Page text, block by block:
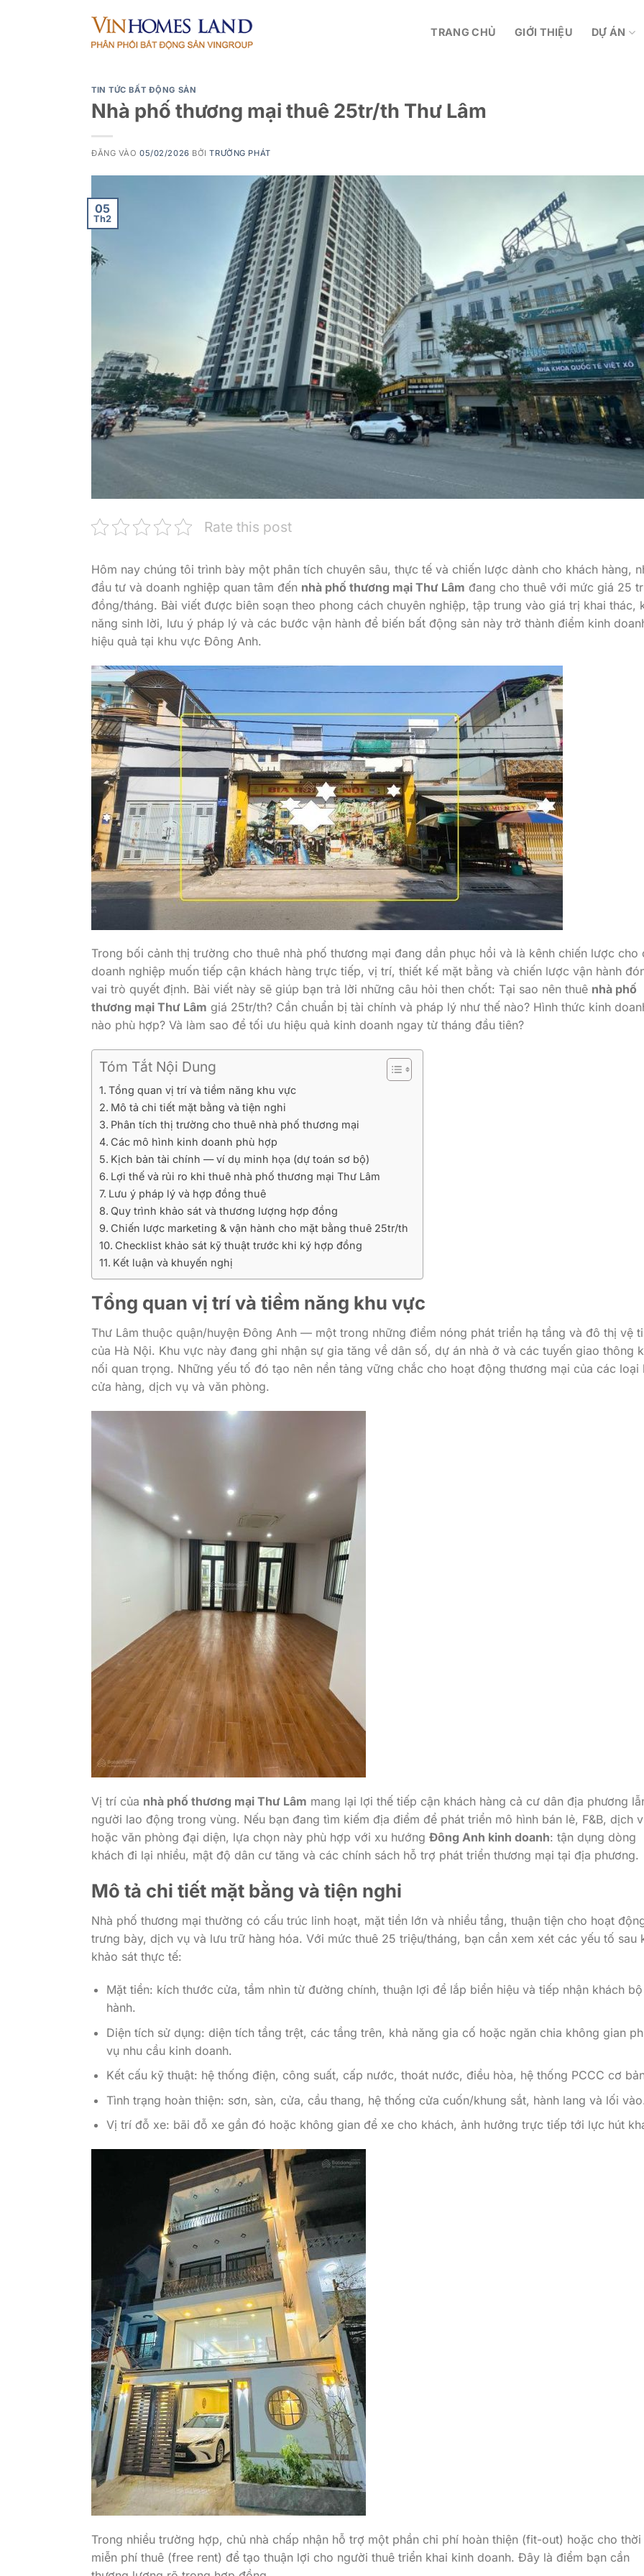
TRANG CHỦ GIỚI THIỆU DỰ ÁN
TIN TỨC BẤT ĐỘNG SẢN
Nhà phố thương mại thuê 25tr/th Thư Lâm
ĐĂNG VÀO05/02/2026 BỞITRƯỜNG PHÁT
05
Th2
Rate this post
Hôm nay chúng tôi trình bày một phân tích chuyên sâu, thực tế và chiến lược dành cho khách hàng,
đầu tư và doanh nghiệp quan tâm đến nhà phố thương mại Thư Lâm đang cho thuê với mức giá 25
đồng/tháng. Bài viết được biên soạn theo phong cách chuyên nghiệp, tập trung vào giá trị khai thác,
năng sinh lời, lưu ý pháp lý và các bước vận hành để biến bất động sản này trở thành điểm kinh
hiệu quả tại khu vực Đông Anh.
Trong bối cảnh thị trường cho thuê nhà phố thương mại đang dần phục hồi và là kênh chiến lược cho
doanh nghiệp muốn tiếp cận khách hàng trực tiếp, vị trí, thiết kế mặt bằng và chiến lược vận hành
vai trò quyết định. Bài viết này sẽ giúp bạn trả lời những câu hỏi then chốt: Tại sao nên thuê nhà phố
thương mại Thư Lâm giá 25tr/th? Cần chuẩn bị tài chính và pháp lý như thế nào? Hình thức kinh
nào phù hợp? Và làm sao để tối ưu hiệu quả kinh doanh ngay từ tháng đầu tiên?
Tóm Tắt Nội Dung
Tổng quan vị trí và tiềm năng khu vực
Mô tả chi tiết mặt bằng và tiện nghi
Phân tích thị trường cho thuê nhà phố thương mại
Các mô hình kinh doanh phù hợp
Kịch bản tài chính — ví dụ minh họa (dự toán sơ bộ)
Lợi thế và rủi ro khi thuê nhà phố thương mại Thư Lâm
Lưu ý pháp lý và hợp đồng thuê
Quy trình khảo sát và thương lượng hợp đồng
Chiến lược marketing & vận hành cho mặt bằng thuê 25tr/th
Checklist khảo sát kỹ thuật trước khi ký hợp đồng
Kết luận và khuyến nghị
Tổng quan vị trí và tiềm năng khu vực
Thư Lâm thuộc quận/huyện Đông Anh — một trong những điểm nóng phát triển hạ tầng và đô thị vệ
của Hà Nội. Khu vực này đang ghi nhận sự gia tăng về dân số, dự án nhà ở và các tuyến giao thông
nối quan trọng. Những yếu tố đó tạo nên nền tảng vững chắc cho hoạt động thương mại của các loại
cửa hàng, dịch vụ và văn phòng.
Vị trí của nhà phố thương mại Thư Lâm mang lại lợi thế tiếp cận khách hàng cả cư dân địa phương
người lao động trong vùng. Nếu bạn đang tìm kiếm địa điểm để phát triển mô hình bán lẻ, F&B, dịch
hoặc văn phòng đại diện, lựa chọn này phù hợp với xu hướng Đông Anh kinh doanh: tận dụng dòng
khách đi lại nhiều, mật độ dân cư tăng và các chính sách hỗ trợ phát triển thương mại tại địa phương.
Mô tả chi tiết mặt bằng và tiện nghi
Nhà phố thương mại thường có cấu trúc linh hoạt, mặt tiền lớn và nhiều tầng, thuận tiện cho hoạt
trưng bày, dịch vụ và lưu trữ hàng hóa. Với mức thuê 25 triệu/tháng, bạn cần xem xét các yếu tố sau
khảo sát thực tế:
Mặt tiền: kích thước cửa, tầm nhìn từ đường chính, thuận lợi để lắp biển hiệu và tiếp nhận khách bộ
hành.
Diện tích sử dụng: diện tích tầng trệt, các tầng trên, khả năng gia cố hoặc ngăn chia không gian
vụ nhu cầu kinh doanh.
Kết cấu kỹ thuật: hệ thống điện, công suất, cấp nước, thoát nước, điều hòa, hệ thống PCCC cơ
Tình trạng hoàn thiện: sơn, sàn, cửa, cầu thang, hệ thống cửa cuốn/khung sắt, hành lang và lối
Vị trí đỗ xe: bãi đỗ xe gần đó hoặc không gian để xe cho khách, ảnh hưởng trực tiếp tới lực hút
Trong nhiều trường hợp, chủ nhà chấp nhận hỗ trợ một phần chi phí hoàn thiện (fit-out) hoặc cho thời
miễn phí thuê (free rent) để tạo thuận lợi cho người thuê triển khai kinh doanh. Đây là điểm bạn cần